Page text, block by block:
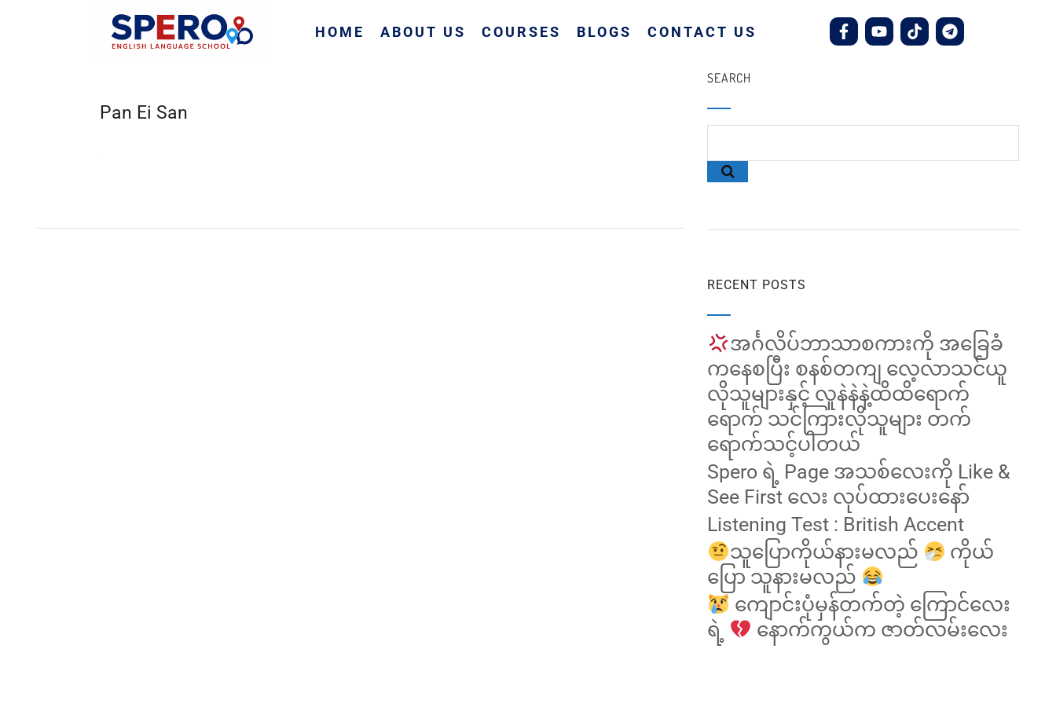
HOME ABOUT US COURSES BLOGS CONTACT US
Pan Ei San
SEARCH
RECENT POSTS
အင်္ဂလိပ်ဘာသာစကားကို အခြေခံ
ကနေစပြီး စနစ်တကျ လေ့လာသင်ယူ
လိုသူများနှင့် လူနဲနဲနဲ့ထိထိရောက်
ရောက် သင်ကြားလိုသူများ တက်
ရောက်သင့်ပါတယ်
Spero ရဲ့ Page အသစ်လေးကို Like &
See First လေး လုပ်ထားပေးနော်
Listening Test : British Accent
သူပြောကိုယ်နားမလည်
ကိုယ်
ပြော သူနားမလည်
ကျောင်းပုံမှန်တက်တဲ့ ကြောင်လေး
ရဲ့
နောက်ကွယ်က ဇာတ်လမ်းလေး